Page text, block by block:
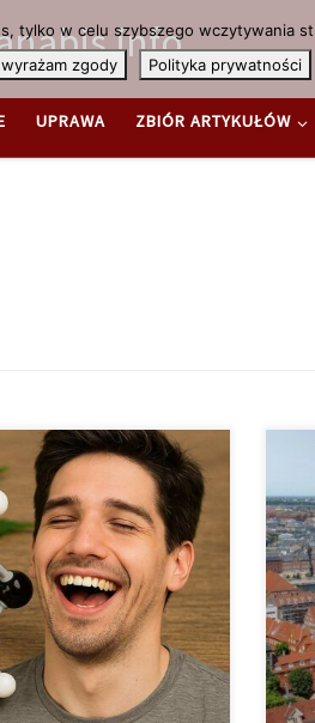
UPRAWA ZBIÓR ARTYKUŁÓW
to rzadziej
modulować działanie
THCV do THC osłabiał
a także łagodził typowe
czy przyspieszone
nie wywołuje
typowych dawkach. Efekt
tylko w celu szybszego wczytywania
zgody Polityka prywatności